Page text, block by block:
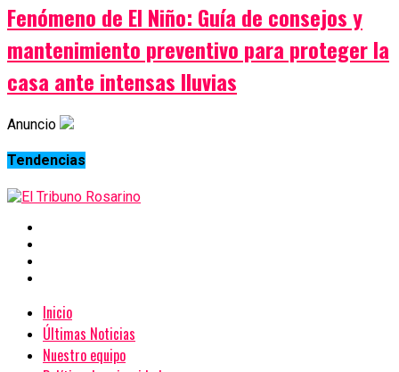
Fenómeno de El Niño: Guía de consejos y
mantenimiento preventivo para proteger la
casa ante intensas lluvias
Anuncio
Tendencias
Inicio
Últimas Noticias
Nuestro equipo